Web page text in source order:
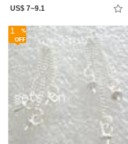
US$ 7~9.1
1